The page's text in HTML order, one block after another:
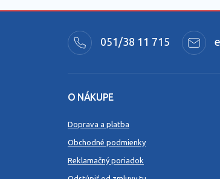
051/38 11 715
O NÁKUPE
Doprava a platba
Obchodné podmienky
Reklamačný poriadok